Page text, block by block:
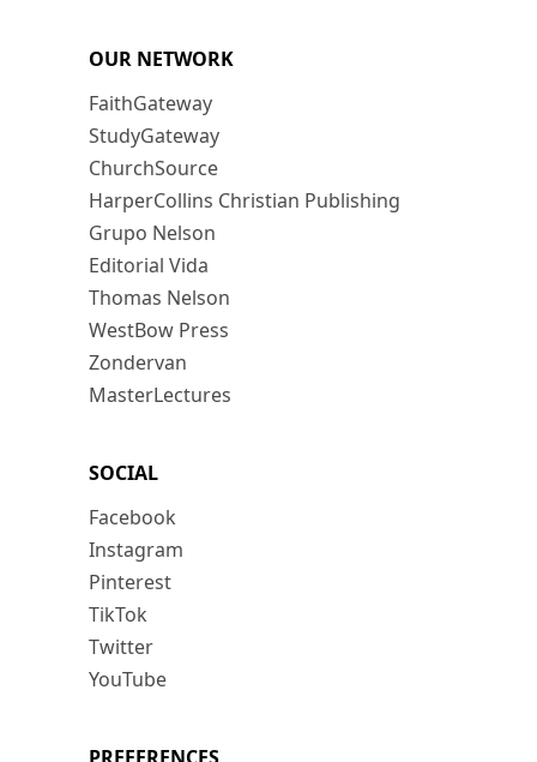
OUR NETWORK
FaithGateway
StudyGateway
ChurchSource
HarperCollins Christian Publishing
Grupo Nelson
Editorial Vida
Thomas Nelson
WestBow Press
Zondervan
MasterLectures
SOCIAL
Facebook
Instagram
Pinterest
TikTok
Twitter
YouTube